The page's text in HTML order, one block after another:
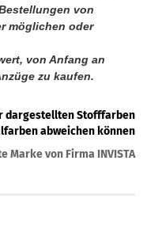
von
möglichen oder
von Anfang an
zu kaufen.
dargestellten Stofffarben
abweichen können
Marke von Firma INVISTA